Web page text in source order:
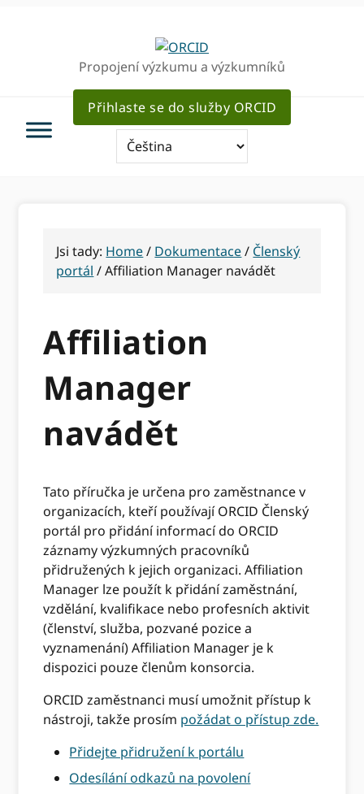
Propojení výzkumu a výzkumníků
Přihlaste se do služby ORCID
Jsi tady: Home/ Dokumentace/ Členský
portál /Affiliation Manager navádět
Affiliation
Manager
navádět
Tato příručka je určena pro zaměstnance v
organizacích, kteří používají ORCID Členský
portál pro přidání informací do ORCID
záznamy výzkumných pracovníků
přidružených k jejich organizaci. Affiliation
Manager lze použít k přidání zaměstnání,
vzdělání, kvalifikace nebo profesních aktivit
(členství, služba, pozvané pozice a
vyznamenání) Affiliation Manager je k
dispozici pouze členům konsorcia.
ORCID zaměstnanci musí umožnit přístup k
nástroji, takže prosím požádat o přístup zde.
Přidejte přidružení k portálu
Odesílání odkazů na povolení